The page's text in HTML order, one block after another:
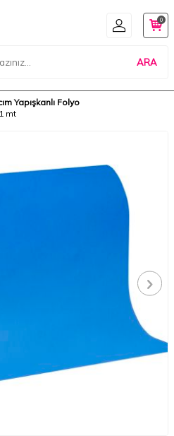
ARA
0
Yapışkanlı Folyo
mt